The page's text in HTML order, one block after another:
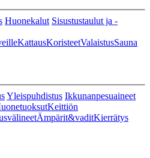
Huonekalut Sisustustaulut ja -
KattausKoristeetValaistusSauna
Yleispuhdistus Ikkunanpesuaineet
Keittiön
Ämpärit&vaditKierrätys